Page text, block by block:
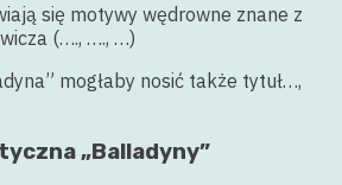
się motywy wędrowne znane z
(…., …., …)
mogłaby nosić także tytuł…,
„Balladyny”